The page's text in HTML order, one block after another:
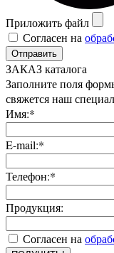
Приложить файл
Согласен на
Отправить
ЗАКАЗ каталога
Заполните поля
свяжется наш
Имя:*
E-mail:*
Телефон:*
Продукция:
Согласен на